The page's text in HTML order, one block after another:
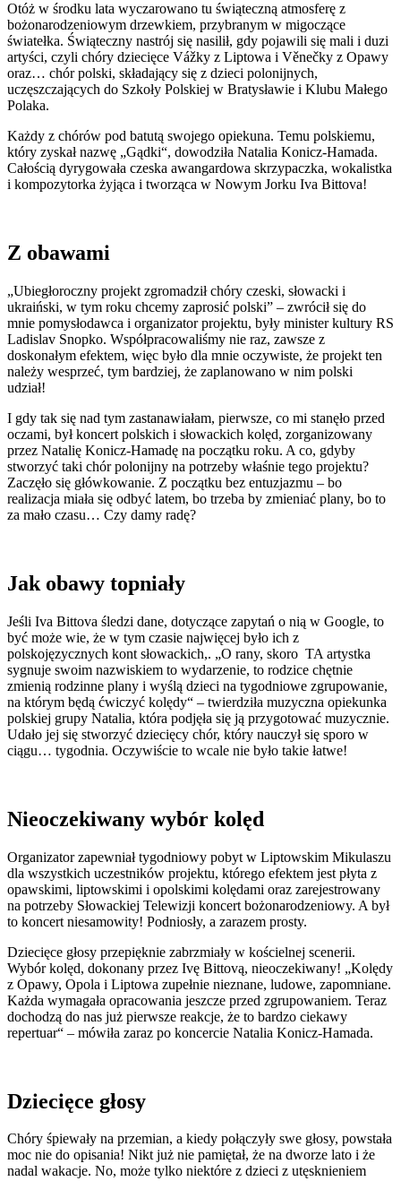
Otóż w środku lata wyczarowano tu świąteczną atmosferę z
bożonarodzeniowym drzewkiem, przybranym w migoczące
światełka. Świąteczny nastrój się nasilił, gdy pojawili się mali i duzi
artyści, czyli chóry dziecięce Vážky z Liptowa i Věnečky z Opawy
oraz… chór polski, składający się z dzieci polonijnych,
uczęszczających do Szkoły Polskiej w Bratysławie i Klubu Małego
Polaka.
Każdy z chórów pod batutą swojego opiekuna. Temu polskiemu,
który zyskał nazwę „Gądki“, dowodziła Natalia Konicz-Hamada.
Całością dyrygowała czeska awangardowa skrzypaczka, wokalistka
i kompozytorka żyjąca i tworząca w Nowym Jorku Iva Bittova!
Z obawami
„Ubiegłoroczny projekt zgromadził chóry czeski, słowacki i
ukraiński, w tym roku chcemy zaprosić polski” – zwrócił się do
mnie pomysłodawca i organizator projektu, były minister kultury RS
Ladislav Snopko. Współpracowaliśmy nie raz, zawsze z
doskonałym efektem, więc było dla mnie oczywiste, że projekt ten
należy wesprzeć, tym bardziej, że zaplanowano w nim polski
udział!
I gdy tak się nad tym zastanawiałam, pierwsze, co mi stanęło przed
oczami, był koncert polskich i słowackich kolęd, zorganizowany
przez Natalię Konicz-Hamadę na początku roku. A co, gdyby
stworzyć taki chór polonijny na potrzeby właśnie tego projektu?
Zaczęło się główkowanie. Z początku bez entuzjazmu – bo
realizacja miała się odbyć latem, bo trzeba by zmieniać plany, bo to
za mało czasu… Czy damy radę?
Jak obawy topniały
Jeśli Iva Bittova śledzi dane, dotyczące zapytań o nią w Google, to
być może wie, że w tym czasie najwięcej było ich z
polskojęzycznych kont słowackich,. „O rany, skoro TA artystka
sygnuje swoim nazwiskiem to wydarzenie, to rodzice chętnie
zmienią rodzinne plany i wyślą dzieci na tygodniowe zgrupowanie,
na którym będą ćwiczyć kolędy“ – twierdziła muzyczna opiekunka
polskiej grupy Natalia, która podjęła się ją przygotować muzycznie.
Udało jej się stworzyć dziecięcy chór, który nauczył się sporo w
ciągu… tygodnia. Oczywiście to wcale nie było takie łatwe!
Nieoczekiwany wybór kolęd
Organizator zapewniał tygodniowy pobyt w Liptowskim Mikulaszu
dla wszystkich uczestników projektu, którego efektem jest płyta z
opawskimi, liptowskimi i opolskimi kolędami oraz zarejestrowany
na potrzeby Słowackiej Telewizji koncert bożonarodzeniowy. A był
to koncert niesamowity! Podniosły, a zarazem prosty.
Dziecięce głosy przepięknie zabrzmiały w kościelnej scenerii.
Wybór kolęd, dokonany przez Ivę Bittovą, nieoczekiwany! „Kolędy
z Opawy, Opola i Liptowa zupełnie nieznane, ludowe, zapomniane.
Każda wymagała opracowania jeszcze przed zgrupowaniem. Teraz
dochodzą do nas już pierwsze reakcje, że to bardzo ciekawy
repertuar“ – mówiła zaraz po koncercie Natalia Konicz-Hamada.
Dziecięce głosy
Chóry śpiewały na przemian, a kiedy połączyły swe głosy, powstała
moc nie do opisania! Nikt już nie pamiętał, że na dworze lato i że
nadal wakacje. No, może tylko niektóre z dzieci z utęsknieniem